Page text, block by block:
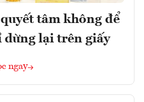
tâm không để
dừng lại trên giấy
ngay